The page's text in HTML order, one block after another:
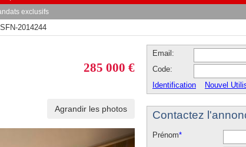
exclusifs
SFN-2014244
285 000 €
Agrandir les photos
Email:
Code:
Identification
Nouvel
Contactez
Prénom*